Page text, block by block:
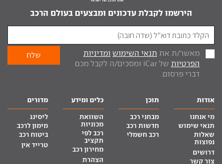
הירשמו לקבלת עדכונים ומבצעים בעולם הרכב
מאשר/ת את תנאי השימוש ומדיניות
הפרטיות
של iCar ומסכים/ה לקבל מכם
דברי פרסום.
אודות
מי אנחנו
תנאי שימוש
שאלות
נפוצות
דרושים
צור קשר
תוכן
מבחני רכב
חדשות רכב
רכב חשמלי
כלים ומידע
השוואת
מכוניות
רכב לפי
תקציב
מחירון רכב
הצהרת
מדורים
ליסינג
מימון לרכב
ביטוח רכב
טרייד אין